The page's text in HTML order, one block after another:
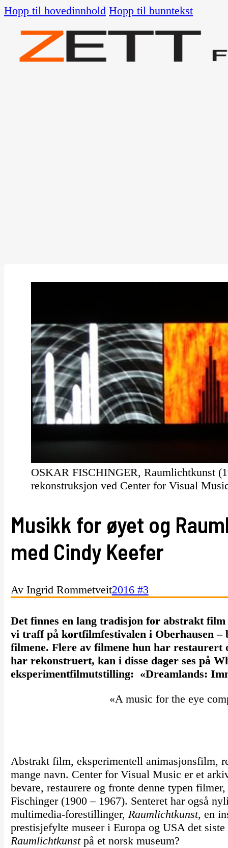
Hopp til hovedinnhold Hopp til bunntekst
OSKAR FISCHINGER, Raumlichtkunst
rekonstruksjon ved Center for Visual
Musikk for øyet og
med Cindy Keefer
Av Ingrid Rommetveit2016 #3
Det finnes en lang tradisjon for abstrakt
vi traff på kortfilmfestivalen i Oberhausen –
filmene. Flere av filmene hun har restaurert
har rekonstruert, kan i disse dager ses på
eksperimentfilmutstilling: «Dreamlands:
«A music for the eye
Abstrakt film, eksperimentell animasjonsfilm,
mange navn. Center for Visual Music er et
bevare, restaurere og fronte denne typen
Fischinger (1900 – 1967). Senteret har også
multimedia-forestillinger, Raumlichtkunst, en
prestisjefylte museer i Europa og USA det
Raumlichtkunst på et norsk museum?